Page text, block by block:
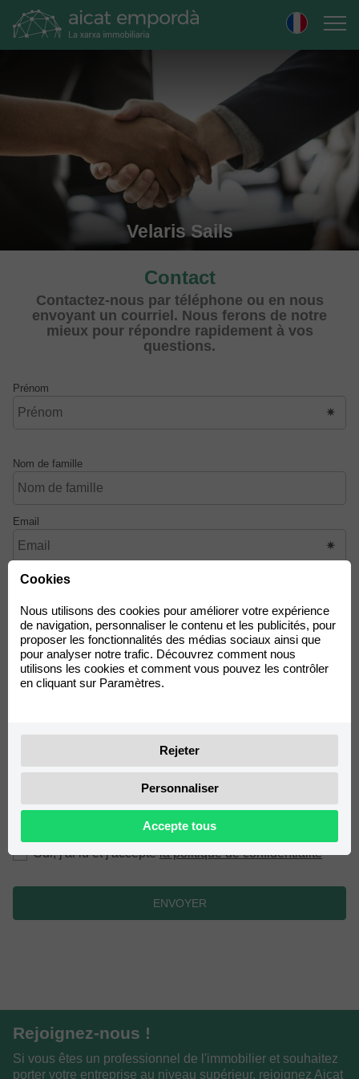
navigation
Velaris Sails
Contact
Contactez-nous par téléphone ou en nous
envoyant un courriel. Nous ferons de notre
mieux pour répondre rapidement à vos
questions.
Prénom
Nom de famille
Email
Téléphone
Objet
Oui, j'ai lu et j'acceptela politique de confidentialité
ENVOYER
Rejoignez-nous !
Si vous êtes un professionnel de l'immobilier et souhaitez
porter votre entreprise au niveau supérieur, rejoignez Aicat
Cookies
Nous utilisons des cookies pour améliorer votre expérience
de navigation, personnaliser le contenu et les publicités, pour
proposer les fonctionnalités des médias sociaux ainsi que
pour analyser notre trafic. Découvrez comment nous
utilisons les cookies et comment vous pouvez les contrôler
en cliquant sur Paramètres.
Rejeter
Personnaliser
Accepte tous